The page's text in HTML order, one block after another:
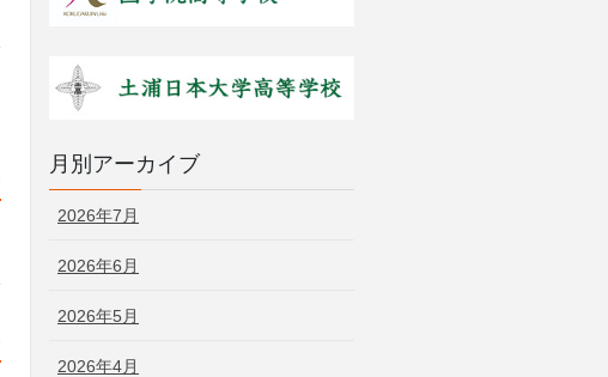
月別アーカイブ
2026年7月
2026年6月
2026年5月
2026年4月